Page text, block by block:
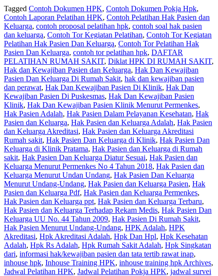
Tagged Contoh Dokumen HPK, Contoh Dokumen Pokja Hpk,
Contoh Laporan Pelatihan HPK, Contoh Pelatihan Hak Pasien dan
Keluarga, contoh proposal pelatihan hpk, contoh soal hak pasien
dan keluarga, Contoh Tor Kegiatan Pelatihan, Contoh Tor Kegiatan
Pelatihan Hak Pasien Dan Keluarga, Contoh Tor Pelatihan Hak
Pasien Dan Keluarga, contoh tor pelatihan hpk, DAFTAR
PELATIHAN RUMAH SAKIT, Diklat HPK DI RUMAH SAKIT,
Hak dan Kewajiban Pasien dan Keluarga, Hak Dan Kewajiban
Pasien Dan Keluarga Di Rumah Sakit, hak dan kewajiban pasien
dan perawat, Hak Dan Kewajiban Pasien Di Klinik, Hak Dan
Kewajiban Pasien Di Puskesmas, Hak Dan Kewajiban Pasien
Klinik, Hak Dan Kewajiban Pasien Klinik Menurut Permenkes,
Hak Pasien Adalah, Hak Pasien Dalam Pelayanan Kesehatan, Hak
Pasien dan Keluarga, Hak Pasien dan Keluarga Adalah, Hak Pasien
dan Keluarga Akreditasi, Hak Pasien dan Keluarga Akreditasi
Rumah sakit, Hak Pasien Dan Keluarga di Klinik, Hak Pasien Dan
Keluarga di Klinik Pratama, Hak Pasien dan Keluarga di Rumah
sakit, Hak Pasien Dan Keluarga Diatur Sesuai, Hak Pasien dan
Keluarga Menurut Permenkes No 4 Tahun 2018, Hak Pasien dan
Keluarga Menurut Undan Undang, Hak Pasien Dan Keluarga
Menurut Undang-Undang, Hak Pasien dan Keluarga Pasien, Hak
Pasien dan Keluarga Pdf, Hak Pasien dan Keluarga Permenkes,
Hak Pasien dan Keluarga ppt, Hak Pasien dan Keluarga Terbaru,
Hak Pasien dan Keluarga Terhadap Rekam Medis, Hak Pasien Dan
Keluarga UU No. 44 Tahun 2009, Hak Pasien Di Rumah Sakit,
Hak Pasien Menurut Undang-Undang, HPK Adalah, HPK
Akreditasi, Hpk Akreditasi Adalah, Hpk Dan Hpl, Hpk Kesehatan
Adalah, Hpk Rs Adalah, Hpk Rumah Sakit Adalah, Hpk Singkatan
dari, informasi hak/kewajiban pasien dan tata tertib rawat inap,
inhouse hpk, Inhouse Training HPK, inhouse training hpk Archives,
Jadwal Pelatihan HPK, Jadwal Pelatihan Pokja HPK, jadwal survei